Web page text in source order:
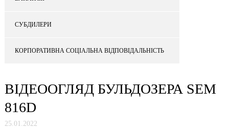
СУБДИЛЕРИ
КОРПОРАТИВНА СОЦІАЛЬНА ВІДПОВІДАЛЬНІСТЬ
ВІДЕООГЛЯД БУЛЬДОЗЕРА SEM
816D
25.01.2022